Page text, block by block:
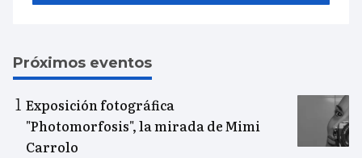
Próximos eventos
Exposición fotográfica
"Photomorfosis", la mirada de Mimi
Carrolo